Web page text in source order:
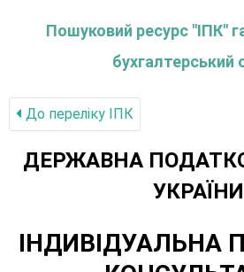
Пошуковий ресурс "ІПК"
бухгалтерський
До переліку IПК
ДЕРЖАВНА
УКРАЇНИ
ІНДИВІДУАЛЬНА